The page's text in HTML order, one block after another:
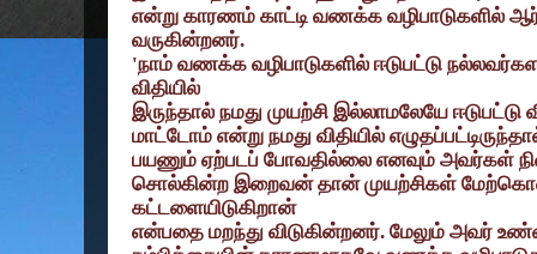
என்று காரணம் காட்டி வணக்க வழிபாடுகளில்
வருகின்றனர்.
'நாம் வணக்க வழிபாடுகளில் ஈடுபட்டு
விதியில்
இருந்தால் நமது முயற்சி இல்லாமலேயே
மாட்டோம் என்று நமது விதியில்
பயணும் ஏற்படப் போவதில்லை எனவும் அவர்கள்
சொல்கின்ற இறைவன் தான் முயற்சிகள்
கட்டளையிடுகிறான்
என்பதை மறந்து விடுகின்றனர். மேலும் அவர்